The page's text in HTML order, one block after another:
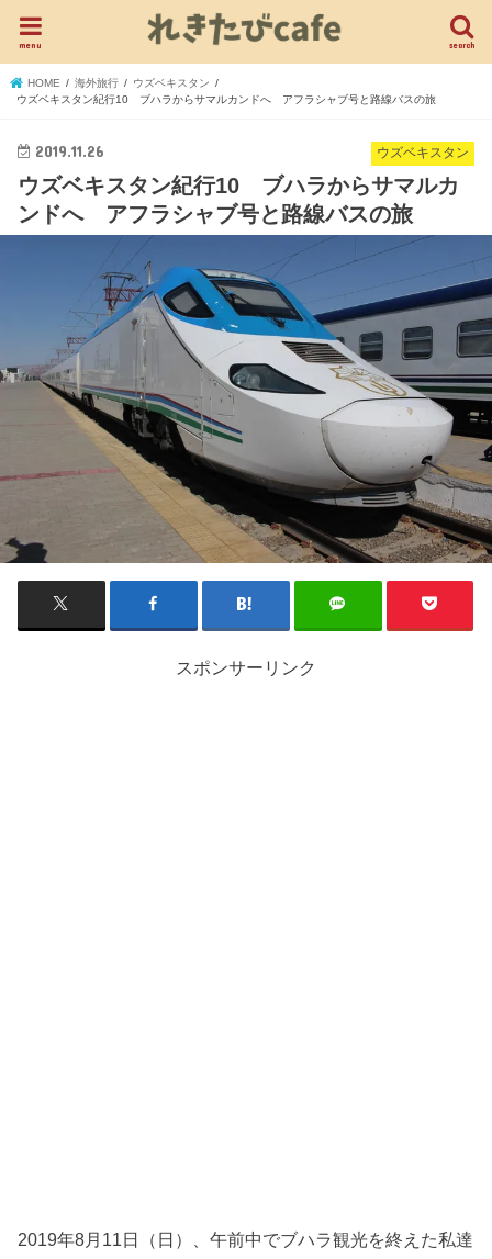
search
menu
HOME 海外旅行
ウズベキスタン
ウズベキスタン紀行10 ブハラからサマルカンドへ アフラシャブ号と路線バスの旅
ウズベキスタン
2019.11.26
ウズベキスタン紀行10 ブハラからサマルカ
ンドへ アフラシャブ号と路線バスの旅
スポンサーリンク
2019年8月11日（日）、午前中でブハラ観光を終えた私達